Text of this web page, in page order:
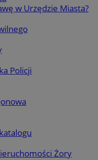
w Urzędzie Miasta?
Policji
Żory